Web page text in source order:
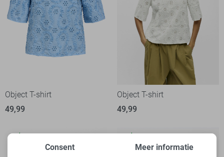
Object T-shirt
49,99
Object T-shirt
49,99
Consent Meer informatie